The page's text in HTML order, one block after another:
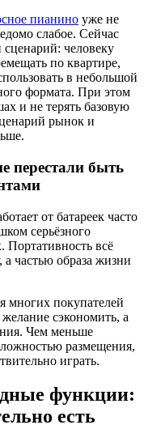
пианино уже не
слабое. Сейчас
человеку
по квартире,
в небольшой
формата. При этом
и не терять базовую
рынок и
перестали быть
от батареек часто
серьёзного
Портативность всё
а частью образа жизни
многих покупателей
сэкономить, а
Чем меньше
размещения,
играть.
функции:
есть